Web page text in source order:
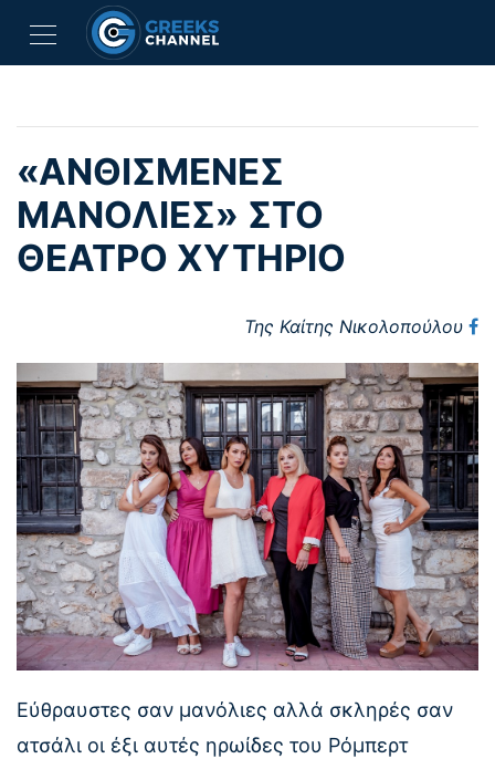
«ΑΝΘΙΣΜΕΝΕΣ
ΜΑΝΟΛΙΕΣ» ΣΤΟ
ΘΕΑΤΡΟ ΧΥΤΗΡΙΟ
Της Καίτης Νικολοπούλου
Εύθραυστες σαν μανόλιες αλλά σκληρές σαν
ατσάλι οι έξι αυτές ηρωίδες του Ρόμπερτ